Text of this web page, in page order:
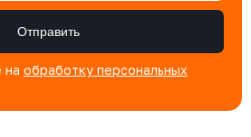
Отправить
на обработку персональных